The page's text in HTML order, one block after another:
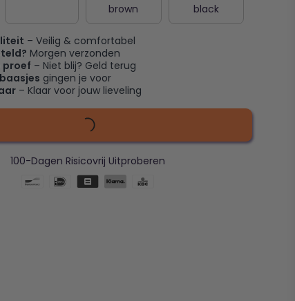
brown
black
– Veilig & comfortabel
Morgen verzonden
proef – Niet blij? Geld terug
gingen je voor
– Klaar voor jouw lieveling
100-Dagen Risicovrij Uitproberen